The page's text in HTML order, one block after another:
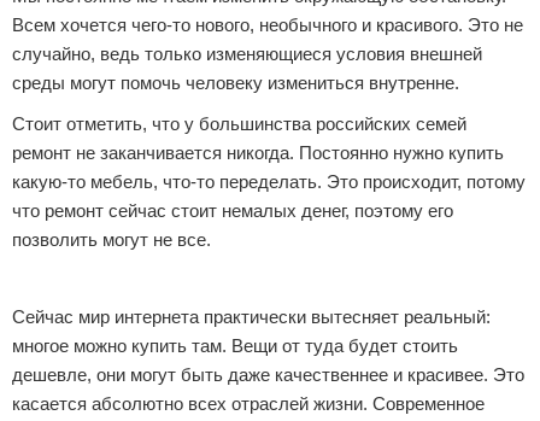
Домашний быт
Коммунальные услуги
Безопасность
Стройматериалы
Разное
Отказ от ответственности
Всем хочется чего-то нового, необычного и красивого. Это не
случайно, ведь только изменяющиеся условия внешней
среды могут помочь человеку измениться внутренне.
Стоит отметить, что у большинства российских семей
ремонт не заканчивается никогда. Постоянно нужно купить
какую-то мебель, что-то переделать. Это происходит, потому
что ремонт сейчас стоит немалых денег, поэтому его
позволить могут не все.
Сейчас мир интернета практически вытесняет реальный:
многое можно купить там. Вещи от туда будет стоить
дешевле, они могут быть даже качественнее и красивее. Это
касается абсолютно всех отраслей жизни. Современное